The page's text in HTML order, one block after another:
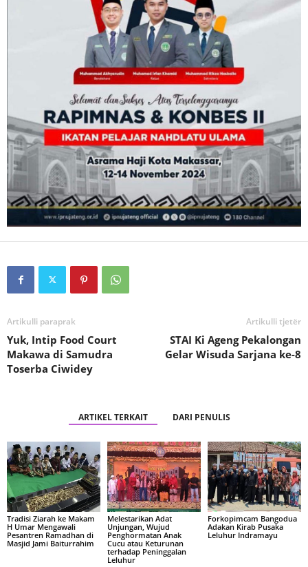
Artikulli paraprak
Yuk, Intip Food Court
Makawa di Samudra
Toserba Ciwidey
Artikulli tjetër
STAI Ki Ageng Pekalongan
Gelar Wisuda Sarjana ke-8
ARTIKEL TERKAIT DARI PENULIS
Tradisi Ziarah ke Makam
H Umar Mengawali
Pesantren Ramadhan di
Masjid Jami Baiturrahim
Melestarikan Adat
Unjungan, Wujud
Penghormatan Anak
Cucu atau Keturunan
terhadap Peninggalan
Leluhur
Forkopimcam Bangodua
Adakan Kirab Pusaka
Leluhur Indramayu